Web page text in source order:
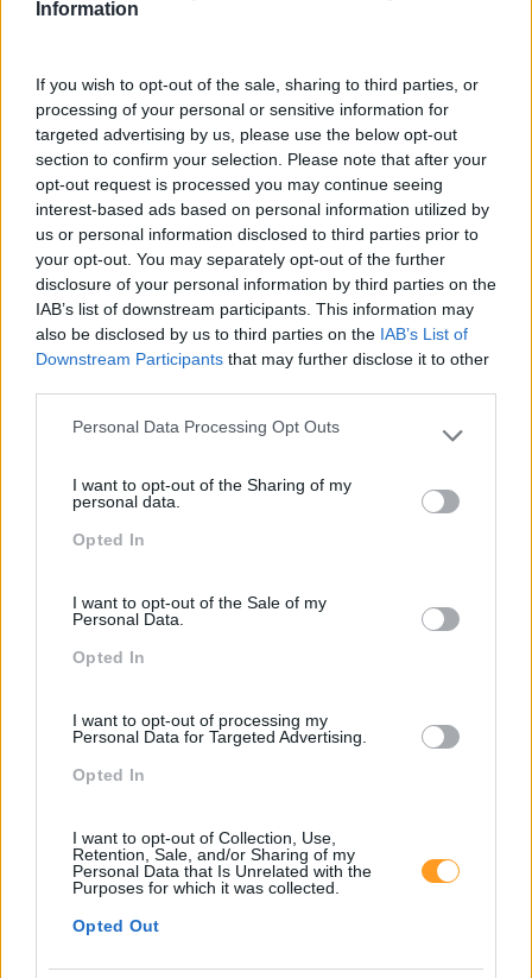
Information
If you wish to opt-out of the sale, sharing to third parties, or
processing of your personal or sensitive information for
targeted advertising by us, please use the below opt-out
section to confirm your selection. Please note that after your
opt-out request is processed you may continue seeing
interest-based ads based on personal information utilized by
us or personal information disclosed to third parties prior to
your opt-out. You may separately opt-out of the further
disclosure of your personal information by third parties on the
IAB’s list of downstream participants. This information may
also be disclosed by us to third parties on the IAB’s List of
Downstream Participants that may further disclose it to other
Please note that this website/app uses one or more Google
not limited to your visit or usage behaviour. You may click to
grant or deny consent to Google and its third-party tags to
use your data for below specified purposes in below Google
Personal Data Processing Opt Outs
I want to opt-out of the Sharing of my
personal data.
Opted In
I want to opt-out of the Sale of my
Personal Data.
Opted In
I want to opt-out of processing my
Personal Data for Targeted Advertising.
Opted In
I want to opt-out of Collection, Use,
Retention, Sale, and/or Sharing of my
Personal Data that Is Unrelated with the
Purposes for which it was collected.
Opted Out
DESIGN THINKING: A NOVA GESTÃO PARA EMPRESAS
profissionais de uma organização liderada por quem não
setores a co-desenhar o futuro...
LEIA MAIS